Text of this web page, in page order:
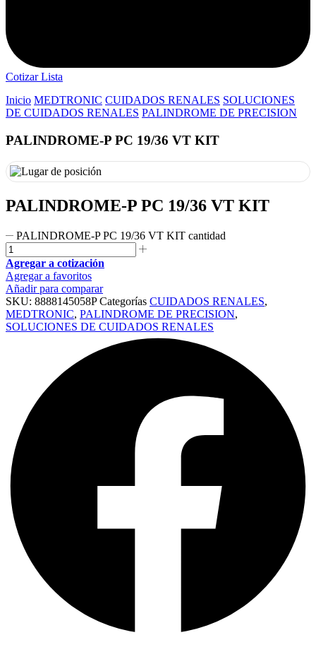
Cotizar Lista
Inicio MEDTRONIC CUIDADOS RENALES SOLUCIONES
DE CUIDADOS RENALES PALINDROME DE PRECISION
PALINDROME-P PC 19/36 VT KIT
PALINDROME-P PC 19/36 VT KIT
PALINDROME-P PC 19/36 VT KIT cantidad
Agregar a cotización
Agregar a favoritos
Añadir para comparar
SKU: 8888145058PCategorías CUIDADOS RENALES,
MEDTRONIC, PALINDROME DE PRECISION,
SOLUCIONES DE CUIDADOS RENALES